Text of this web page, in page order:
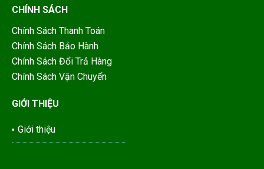
CHÍNH SÁCH
Chính Sách Thanh Toán
Chính Sách Bảo Hành
Chính Sách Đổi Trả Hàng
Chính Sách Vận Chuyển
GIỚI THIỆU
Giới thiệu